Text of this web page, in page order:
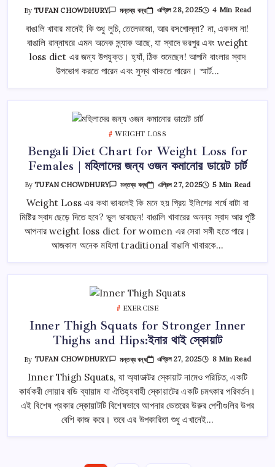
ByTUFAN CHOWDHURY
Healthy
Bengali
Snacks
For
Weight
Loss
–
পুষ্টিকর
মন্তব্য বন্ধ এপ্রিল 28, 2025 4 Min Read
বাঙালি খাবার মানেই কি শুধু লুচি, তেলেভাজা, আর রসগোল্লা? না, একদম না!
বাঙালি রান্নাঘরে এমন অনেক স্ন্যাক আছে, যা স্বাদে ভরপুর এবং weight
loss diet এর জন্য উপযুক্ত। হ্যাঁ, ঠিক শুনেছেন! আপনি বাংলার স্বাদ
উপভোগ করতে পারেন এবং সুস্থ থাকতে পারেন। স্মার্ট…
WEIGHT LOSS
Bengali Diet Chart for Weight Loss for
Females | মহিলাদের জন্য ওজন কমানোর ডায়েট চার্ট
ByTUFAN CHOWDHURY
Bengali
Diet
Chart
For
Weight
For
Females
চার্ট
তে
মন্তব্য বন্ধ এপ্রিল 27, 2025 5 Min Read
Weight Loss এর কথা ভাবলেই কি মনে হয় প্রিয় ইলিশের শর্ষে বাটা বা
মিষ্টির স্বাদ ছেড়ে দিতে হবে? ভুল ভাবছেন! বাঙালি খাবারের অনন্য স্বাদ আর পুষ্টি
আপনার weight loss diet for women এর সেরা সঙ্গী হতে পারে।
আজকাল অনেক মহিলা traditional বাঙালি খাবারকে…
EXERCISE
Inner Thigh Squats for Stronger Inner
Thighs and Hips:ইনার থাই স্কোয়াট
By TUFAN CHOWDHURY
Inner
Thigh
Squats
For
Stronger
Inner
Thighs
Hips:ইনার
মন্তব্য বন্ধ এপ্রিল 27, 2025 8 Min Read
Inner Thigh Squats, যা অ্যাডাক্টর স্কোয়াট নামেও পরিচিত, একটি
কার্যকরী লোয়ার বডি ব্যায়াম যা ঐতিহ্যবাহী স্কোয়াটের একটি চমৎকার পরিবর্তন।
এই বিশেষ প্রকার স্কোয়াটটি বিশেষভাবে আপনার ভেতরের উরুর পেশীগুলির উপর
বেশি কাজ করে। তবে এর উপকারিতা শুধু এখানেই…